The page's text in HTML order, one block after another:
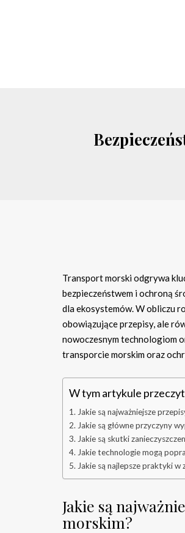
Transport morski odgrywa
bezpieczeństwem i ochroną
dla ekosystemów. W obliczu
obowiązujące przepisy, ale
nowoczesnym technologiom
transporcie morskim oraz
W tym artykule
Jakie są najważniejsze
Jakie są główne przyczyny
Jakie są skutki
Jakie technologie mogą
Jakie są najlepsze praktyki w
Jakie są
morskim?